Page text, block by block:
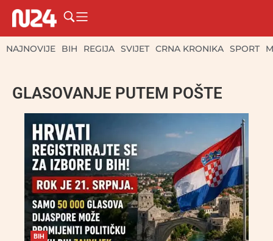
NAJNOVIJE BIH REGIJA SVIJET CRNA KRONIKA SPORT
GLASOVANJE PUTEM POŠTE
BIH